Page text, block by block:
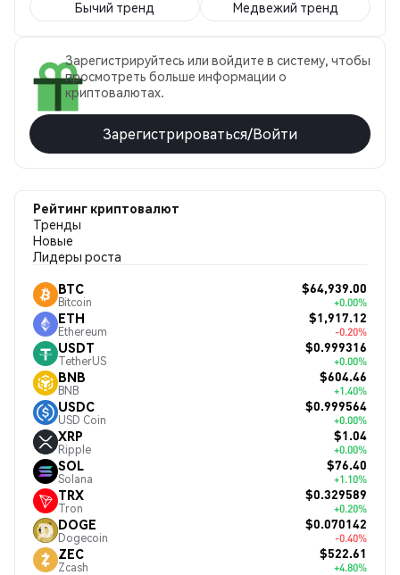
Бычий тренд Медвежий тренд
Зарегистрируйтесь или войдите в систему, чтобы
просмотреть больше информации о
криптовалютах.
Зарегистрироваться/Войти
Рейтинг криптовалют
Тренды
Новые
Лидеры роста
BTC
Bitcoin
$64,939.00
+0.00%
ETH
Ethereum
$1,917.12
-0.20%
USDT
TetherUS
$0.999316
+0.00%
BNB
BNB
$604.46
+1.40%
USDC
USD Coin
$0.999564
+0.00%
XRP
Ripple
$1.04
+0.00%
SOL
Solana
$76.40
+1.10%
TRX
Tron
$0.329589
+0.20%
DOGE
Dogecoin
$0.070142
-0.40%
ZEC
Zcash
$522.61
+4.80%